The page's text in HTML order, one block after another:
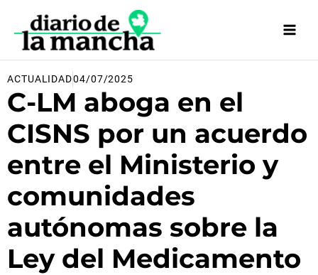
contenido
ACTUALIDAD04/07/2025
C-LM aboga en el
CISNS por un acuerdo
entre el Ministerio y
comunidades
autónomas sobre la
Ley del Medicamento